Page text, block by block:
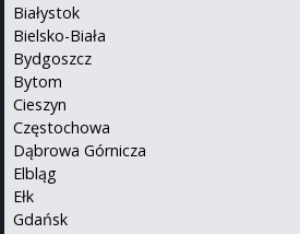
Białystok
Bielsko-Biała
Bydgoszcz
Bytom
Cieszyn
Częstochowa
Dąbrowa Górnicza
Elbląg
Ełk
Gdańsk